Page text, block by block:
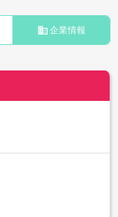
business 企業情報